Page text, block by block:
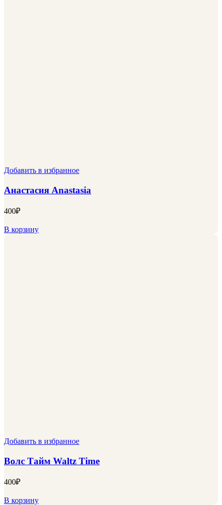
Добавить в избранное
Анастасия Anastasia
400₽
В корзину
Добавить в избранное
Волс Тайм Waltz Time
400₽
В корзину